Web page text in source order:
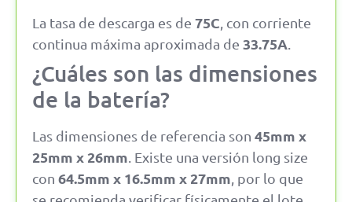
La tasa de descarga es de 75C , con corriente
continua máxima aproximada de 33.75A
¿Cuáles son las dimensiones
de la batería?
Las dimensiones de referencia son 45mm x
25mm x 26mm . Existe una versión long size
con 64.5mm x 16.5mm x 27mm , por lo que